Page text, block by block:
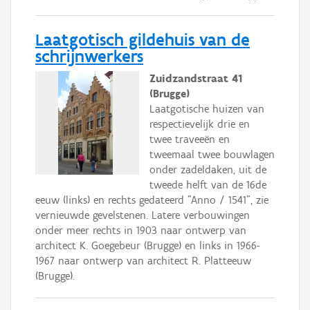
Laatgotisch gildehuis van de
schrijnwerkers
Zuidzandstraat 41
(Brugge)
Laatgotische huizen van
respectievelijk drie en
twee traveeën en
tweemaal twee bouwlagen
onder zadeldaken, uit de
tweede helft van de 16de
eeuw (links) en rechts gedateerd "Anno / 1541", zie
vernieuwde gevelstenen. Latere verbouwingen
onder meer rechts in 1903 naar ontwerp van
architect K. Goegebeur (Brugge) en links in 1966-
1967 naar ontwerp van architect R. Platteeuw
(Brugge).